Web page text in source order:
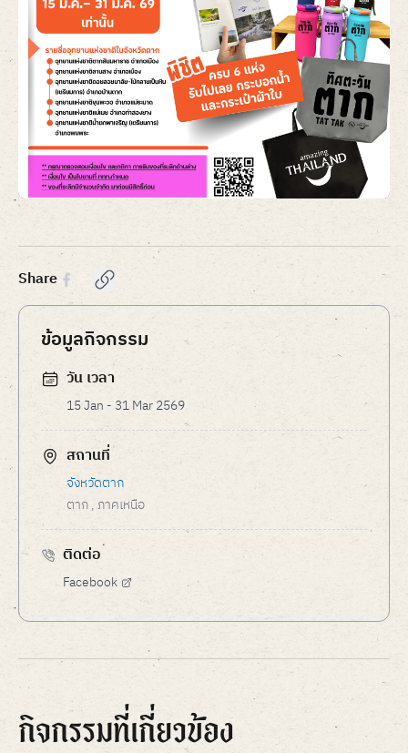
Item
of
1
Share
ข้อมูลกิจกรรม
วัน เวลา
15 Jan - 31 Mar 2569
สถานที่
จังหวัดตาก
ตาก, ภาคเหนือ
ติดต่อ
Facebook
กิจกรรมที่เกี่ยวข้อง